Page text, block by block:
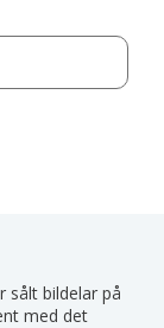
sålt bildelar på
med det